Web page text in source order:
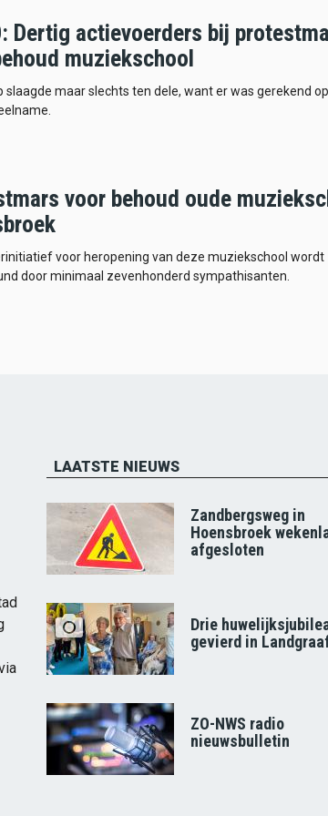
Dertig actievoerders bij
muziekschool
slaagde maar slechts ten dele, want er was gerekend
voor behoud oude
voor heropening van deze muziekschool wordt
door minimaal zevenhonderd sympathisanten.
LAATSTE NIEUWS
Zandbergsweg in
Hoensbroek
afgesloten
Drie
gevierd in
ZO-NWS radio
nieuwsbulletin